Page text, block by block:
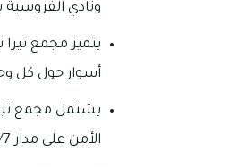
ونادي الفروسية
يتميز مجمع تيرا
أسوار حول كل
الأمن على مدار 24/7.